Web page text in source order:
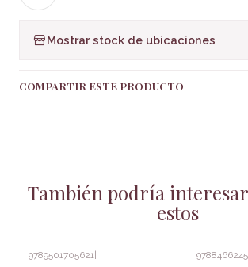
Mostrar stock de ubicaciones
COMPARTIR ESTE PRODUCTO
También podría
estos
9789501705621